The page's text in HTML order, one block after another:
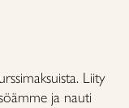
Liity
ja nauti